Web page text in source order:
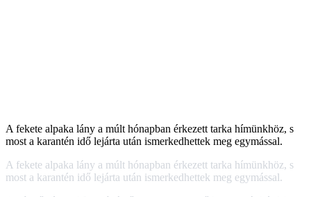
A fekete alpaka lány a múlt hónapban érkezett tarka hímünkhöz, s
most a karantén idő lejárta után ismerkedhettek meg egymással.
A fekete alpaka lány a múlt hónapban érkezett tarka hímünkhöz, s
most a karantén idő lejárta után ismerkedhettek meg egymással.